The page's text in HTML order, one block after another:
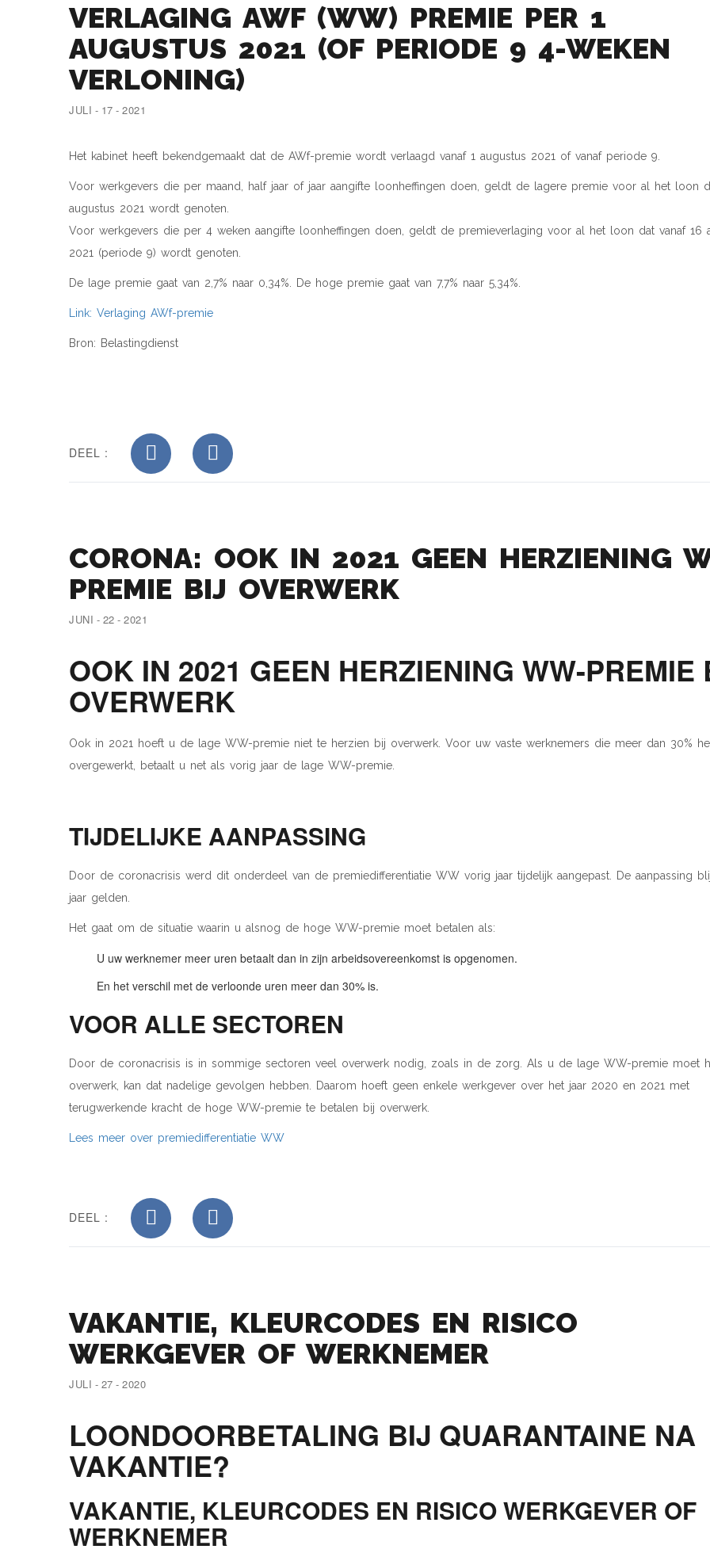
VERLAGING AWF (WW) PREMIE PER 1
AUGUSTUS 2021 (OF PERIODE 9 4-WEKEN
VERLONING)
JULI - 17 - 2021
Het kabinet heeft bekendgemaakt dat de AWf-premie wordt verlaagd vanaf 1 augustus 2021 of vanaf periode 9.
Voor werkgevers die per maand, half jaar of jaar aangifte loonheffingen doen, geldt de lagere premie voor al het loon
augustus 2021 wordt genoten.
Voor werkgevers die per 4 weken aangifte loonheffingen doen, geldt de premieverlaging voor al het loon dat vanaf 16
2021 (periode 9) wordt genoten.
De lage premie gaat van 2,7% naar 0,34%. De hoge premie gaat van 7,7% naar 5,34%.
Link: Verlaging AWf-premie
Bron: Belastingdienst
DEEL :
CORONA: OOK IN 2021 GEEN HERZIENING
PREMIE BIJ OVERWERK
JUNI - 22 - 2021
OOK IN 2021 GEEN HERZIENING WW-PREMIE
OVERWERK
Ook in 2021 hoeft u de lage WW-premie niet te herzien bij overwerk. Voor uw vaste werknemers die meer dan 30%
overgewerkt, betaalt u net als vorig jaar de lage WW-premie.
TIJDELIJKE AANPASSING
Door de coronacrisis werd dit onderdeel van de premiedifferentiatie WW vorig jaar tijdelijk aangepast. De aanpassing
jaar gelden.
Het gaat om de situatie waarin u alsnog de hoge WW-premie moet betalen als:
U uw werknemer meer uren betaalt dan in zijn arbeidsovereenkomst is opgenomen.
En het verschil met de verloonde uren meer dan 30% is.
VOOR ALLE SECTOREN
Door de coronacrisis is in sommige sectoren veel overwerk nodig, zoals in de zorg. Als u de lage WW-premie moet
overwerk, kan dat nadelige gevolgen hebben. Daarom hoeft geen enkele werkgever over het jaar 2020 en 2021 met
terugwerkende kracht de hoge WW-premie te betalen bij overwerk.
Lees meer over premiedifferentiatie WW
DEEL :
VAKANTIE, KLEURCODES EN RISICO
WERKGEVER OF WERKNEMER
JULI - 27 - 2020
LOONDOORBETALING BIJ QUARANTAINE NA
VAKANTIE?
VAKANTIE, KLEURCODES EN RISICO WERKGEVER OF
WERKNEMER